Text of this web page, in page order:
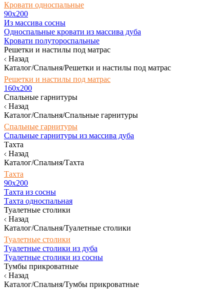
Кровати односпальные
90х200
Из массива сосны
Односпальные кровати из массива дуба
Кровати полутороспальные
Решетки и настилы под матрас
Назад
Каталог/Спальня/Решетки и настилы под матрас
Решетки и настилы под матрас
160х200
Спальные гарнитуры
Назад
Каталог/Спальня/Спальные гарнитуры
Спальные гарнитуры
Спальные гарнитуры из массива дуба
Тахта
Назад
Каталог/Спальня/Тахта
Тахта
90х200
Тахта из сосны
Тахта односпальная
Туалетные столики
Назад
Каталог/Спальня/Туалетные столики
Туалетные столики
Туалетные столики из дуба
Туалетные столики из сосны
Тумбы прикроватные
Назад
Каталог/Спальня/Тумбы прикроватные